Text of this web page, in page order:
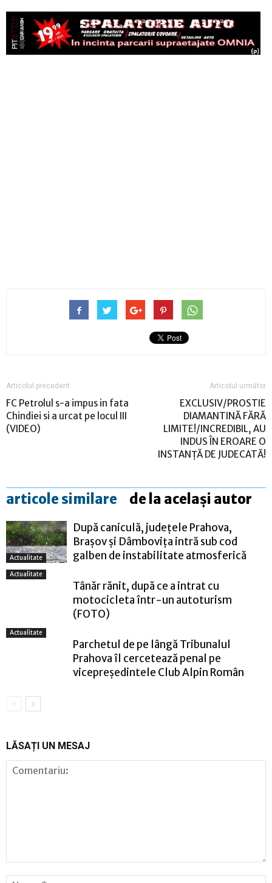
Articolul precedent
FC Petrolul s-a impus in fata
Chindiei si a urcat pe locul III
(VIDEO)
Articolul următor
EXCLUSIV/PROSTIE
DIAMANTINĂ FĂRĂ
LIMITE!/INCREDIBIL, AU
INDUS ÎN EROARE O
INSTANȚĂ DE JUDECATĂ!
articole similare de la același autor
Actualitate
După caniculă, județele Prahova,
Brașov și Dâmbovița intră sub cod
galben de instabilitate atmosferică
Actualitate
Tânăr rănit, după ce a intrat cu
motocicleta într-un autoturism
(FOTO)
Actualitate
Parchetul de pe lângă Tribunalul
Prahova îl cercetează penal pe
vicepreședintele Club Alpin Român
LĂSAȚI UN MESAJ